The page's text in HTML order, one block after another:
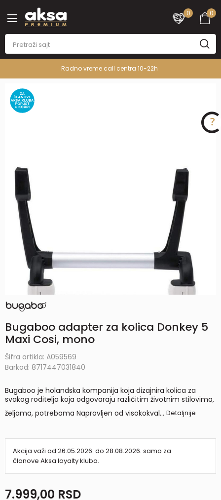
0
0
Radno vreme call centra 10-22h
Bugaboo adapter za kolica Donkey 5
Maxi Cosi, mono
Šifra artikla: A059569
Barkod: 8717447031840
Bugaboo je holandska kompanija koja dizajnira kolica za
svakog roditelja koja odgovaraju različitim životnim stilovima,
željama, potrebama Napravljen od visokokval... Detaljnije
Akcija važi od 26.05.2026. do 28.08.2026. samo za
članove Aksa loyalty kluba.
7.999,00 RSD